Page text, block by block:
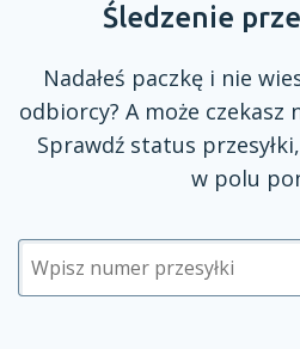
Śledzenie
Nadałeś paczkę i nie
odbiorcy? A może czekasz
Sprawdź status
w polu